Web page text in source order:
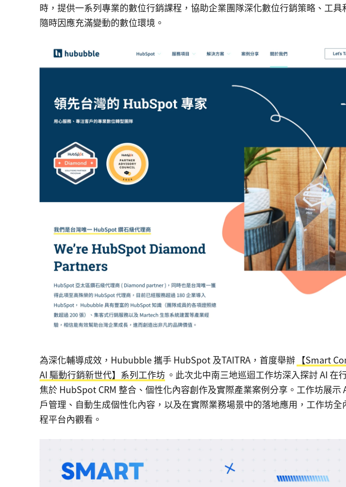
時，提供一系列專業的數位行銷課程，協助企業團隊深化數位行銷策略、工具
隨時因應充滿變動的數位環境。
為深化輔導成效，Hububble 攜手 HubSpot 及TAITRA，首度舉辦 【Smart
AI 驅動行銷新世代】系列工作坊 。此次北中南三地巡迴工作坊深入探討 AI 在
焦於 HubSpot CRM 整合、個性化內容創作及實際產業案例分享。工作坊展示
戶管理、自動生成個性化內容，以及在實際業務場景中的落地應用，工作坊
程平台內觀看。